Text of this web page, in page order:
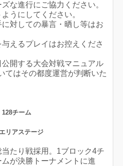
な進行にご協力ください。
うにしてください。
対しての暴言・晒し等はお
えるプレイはお控えくださ
開する大会対戦マニュアル
てはその都度運営が判断いた
128チーム
リアステージ
たり戦採用。1ブロック4チ
が決勝トーナメントに進